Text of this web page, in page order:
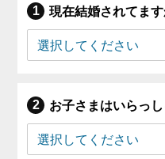
現在結婚されてます
お子さまはいらっし